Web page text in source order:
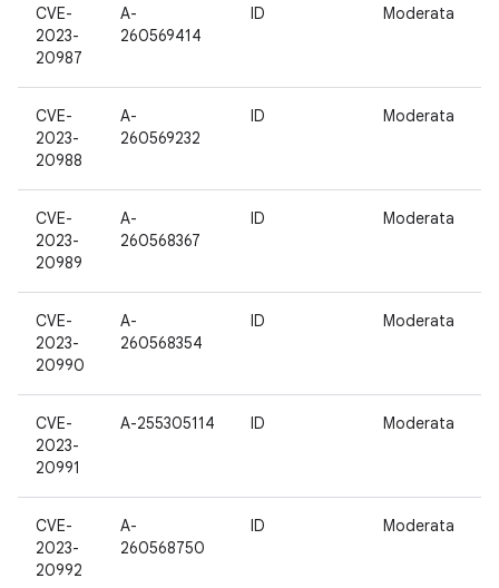
CVE-
2023-
20987
A-
260569414
ID Moderata
CVE-
2023-
20988
A-
260569232
ID Moderata
CVE-
2023-
20989
A-
260568367
ID Moderata
CVE-
2023-
20990
A-
260568354
ID Moderata
CVE-
2023-
20991
A-255305114 ID Moderata
CVE-
2023-
20992
A-
260568750
ID Moderata